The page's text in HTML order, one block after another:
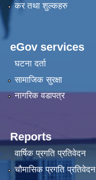
कर तथा शुल्कहरु
eGov services
घटना दर्ता
सामाजिक सुरक्षा
नागरिक वडापत्र
Reports
वार्षिक प्रगति प्रतिवेदन
चौमासिक प्रगति प्रतिवेदन